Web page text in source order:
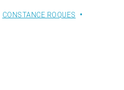
CONSTANCE ROQUES